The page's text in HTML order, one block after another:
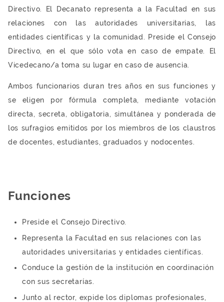
Directivo. El Decanato representa a la Facultad en sus
relaciones con las autoridades universitarias, las
entidades científicas y la comunidad. Preside el Consejo
Directivo, en el que sólo vota en caso de empate. El
Vicedecano/a toma su lugar en caso de ausencia.
Ambos funcionarios duran tres años en sus funciones y
se eligen por fórmula completa, mediante votación
directa, secreta, obligatoria, simultánea y ponderada de
los sufragios emitidos por los miembros de los claustros
de docentes, estudiantes, graduados y nodocentes.
Funciones
Preside el Consejo Directivo.
Representa la Facultad en sus relaciones con las
autoridades universitarias y entidades científicas.
Conduce la gestión de la institución en coordinación
con sus secretarías.
Junto al rector, expide los diplomas profesionales,